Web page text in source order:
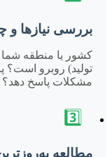
بررسی نیازها
کشور یا منطقه
تولید) روبرو است؟
مشکلات پاسخ دهد؟
3️⃣
مطالعه